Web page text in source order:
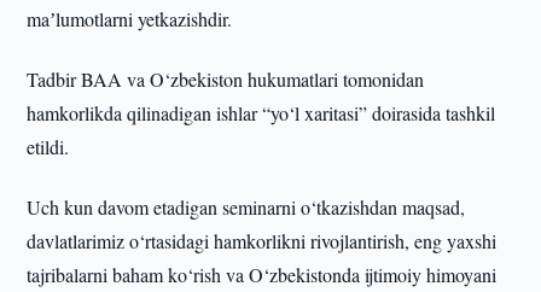
maʼlumotlarni yetkazishdir.
Tadbir BAA va O‘zbekiston hukumatlari tomonidan
hamkorlikda qilinadigan ishlar “yo‘l xaritasi” doirasida tashkil
etildi.
Uch kun davom etadigan seminarni o‘tkazishdan maqsad,
davlatlarimiz o‘rtasidagi hamkorlikni rivojlantirish, eng yaxshi
tajribalarni baham ko‘rish va O‘zbekistonda ijtimoiy himoyani